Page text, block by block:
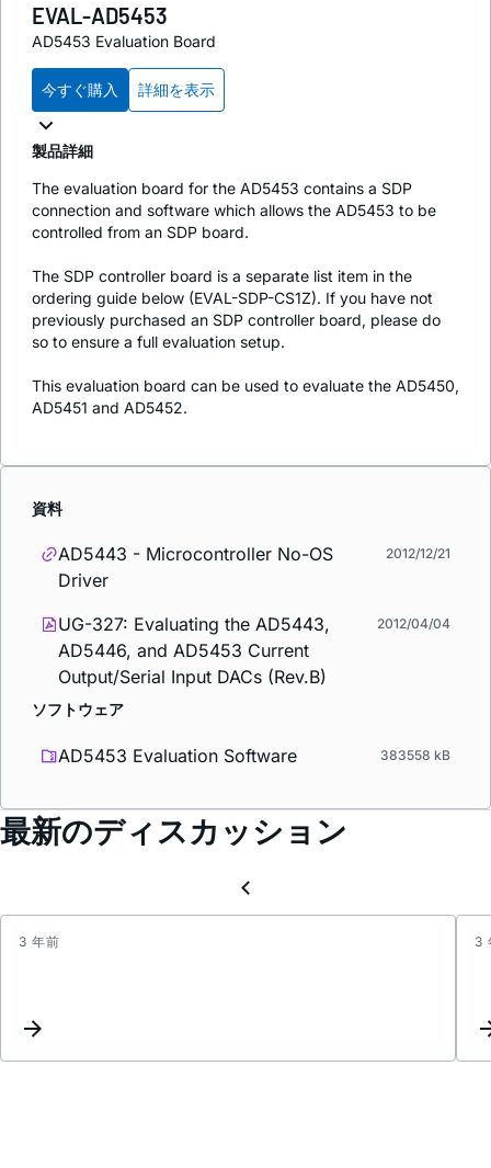
EVAL-AD5453
AD5453 Evaluation Board
今すぐ購入 詳細を表示
製品詳細
The evaluation board for the AD5453 contains a SDP
connection and software which allows the AD5453 to be
controlled from an SDP board.
The SDP controller board is a separate list item in the
ordering guide below (EVAL-SDP-CS1Z). If you have not
previously purchased an SDP controller board, please do
so to ensure a full evaluation setup.
This evaluation board can be used to evaluate the AD5450,
AD5451 and AD5452.
資料
AD5443 - Microcontroller No-OS
Driver
2012/12/21
UG-327: Evaluating the AD5443,
AD5446, and AD5453 Current
Output/Serial Input DACs (Rev.B)
2012/04/04
ソフトウェア
AD5453 Evaluation Software 383558 kB
最新のディスカッション
3 年前
Does
3